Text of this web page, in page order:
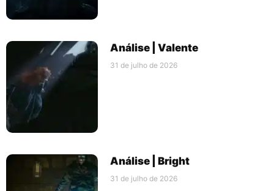
Análise | Valente
31 de julho de 2026
Análise | Bright
31 de julho de 2026